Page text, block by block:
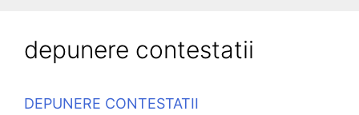
depunere contestatii
DEPUNERE CONTESTATII